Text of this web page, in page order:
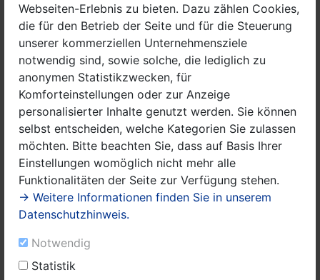
Webseiten-Erlebnis zu bieten. Dazu zählen Cookies,
die für den Betrieb der Seite und für die Steuerung
unserer kommerziellen Unternehmensziele
notwendig sind, sowie solche, die lediglich zu
anonymen Statistikzwecken, für
Komforteinstellungen oder zur Anzeige
personalisierter Inhalte genutzt werden. Sie können
selbst entscheiden, welche Kategorien Sie zulassen
möchten. Bitte beachten Sie, dass auf Basis Ihrer
Einstellungen womöglich nicht mehr alle
Funktionalitäten der Seite zur Verfügung stehen.
→ Weitere Informationen finden Sie in unserem
Datenschutzhinweis.
Notwendig
Statistik